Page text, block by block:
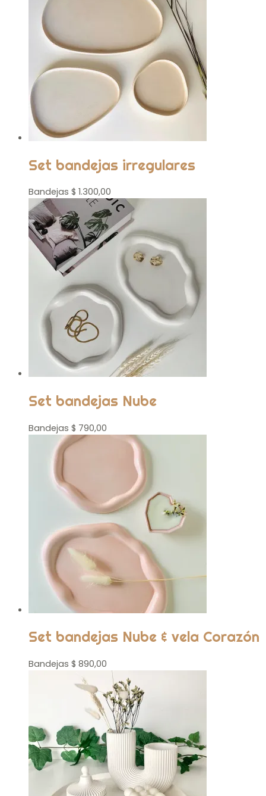
Set bandejas irregulares
Bandejas $ 1.300,00
Set bandejas Nube
Bandejas $ 790,00
Set bandejas Nube & vela Corazón
Bandejas $ 890,00